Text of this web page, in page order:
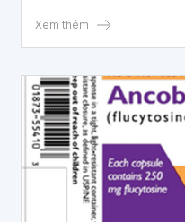
Xem thêm